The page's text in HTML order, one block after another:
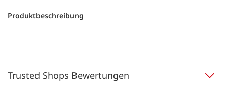
Produktbeschreibung
Trusted Shops Bewertungen